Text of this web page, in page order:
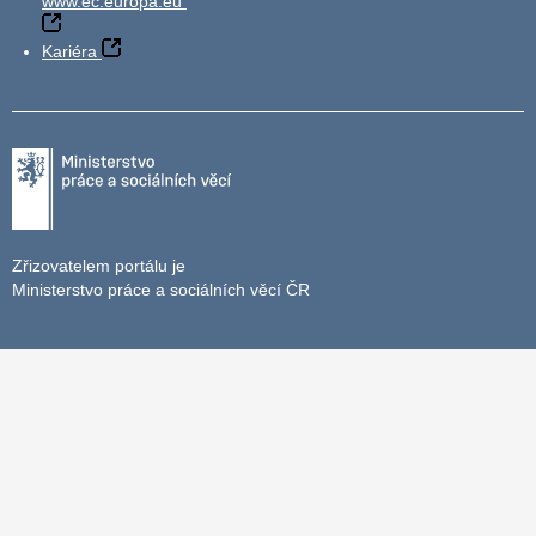
Kariéra
Zřizovatelem portálu je
Ministerstvo práce a sociálních věcí ČR